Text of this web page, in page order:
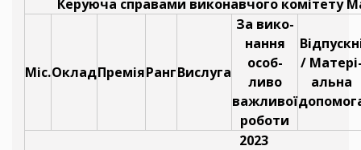
Керуюча справами виконавчого комітету
Міс.ОкладПреміяРангВислуга
За вико-
нання
особ-
ливо
важливої
роботи
/
альна
2023